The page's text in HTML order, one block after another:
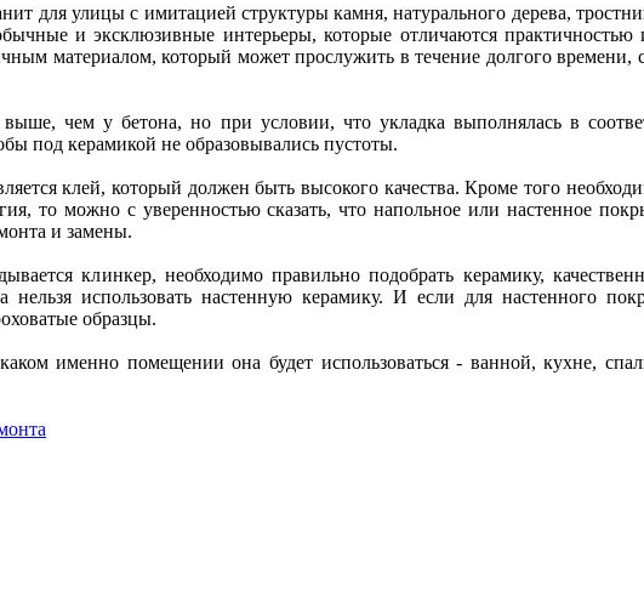
для улицы с имитацией структуры камня, натурального дерева,
и эксклюзивные интерьеры, которые отличаются
материалом, который может прослужить в течение долгого
чем у бетона, но при условии, что укладка выполнялась в
под керамикой не образовывались пустоты.
клей, который должен быть высокого качества. Кроме того
то можно с уверенностью сказать, что напольное или настенное
и замены.
клинкер, необходимо правильно подобрать керамику,
использовать настенную керамику. И если для настенного
образцы.
именно помещении она будет использоваться - ванной, кухне,